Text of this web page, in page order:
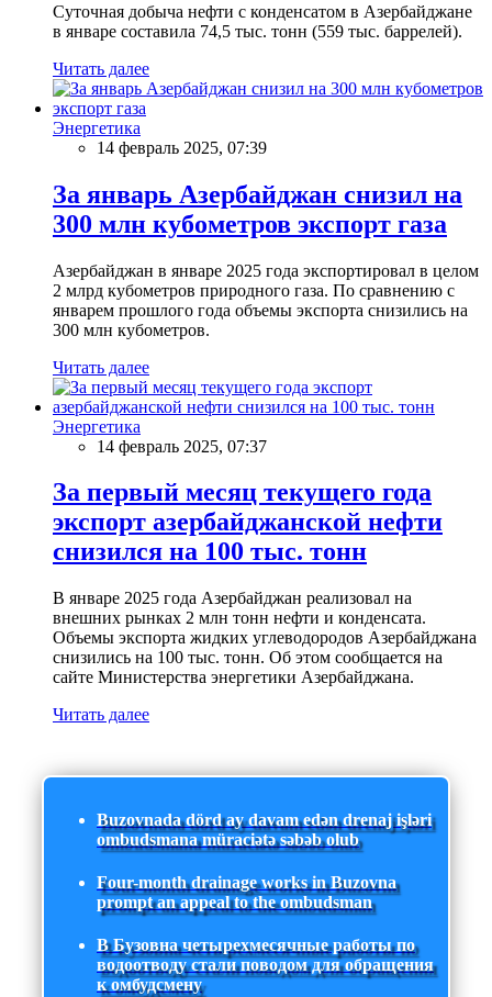
Суточная добыча нефти с конденсатом в Азербайджане
в январе составила 74,5 тыс. тонн (559 тыс. баррелей).
Читать далее
Энергетика
14 февраль 2025, 07:39
За январь Азербайджан снизил на
300 млн кубометров экспорт газа
Азербайджан в январе 2025 года экспортировал в целом
2 млрд кубометров природного газа. По сравнению с
январем прошлого года объемы экспорта снизились на
300 млн кубометров.
Читать далее
Энергетика
14 февраль 2025, 07:37
За первый месяц текущего года
экспорт азербайджанской нефти
снизился на 100 тыс. тонн
В январе 2025 года Азербайджан реализовал на
внешних рынках 2 млн тонн нефти и конденсата.
Объемы экспорта жидких углеводородов Азербайджана
снизились на 100 тыс. тонн. Об этом сообщается на
сайте Министерства энергетики Азербайджана.
Читать далее
Buzovnada dörd ay davam edən drenaj işləri
ombudsmana müraciətə səbəb olub
Four-month drainage works in Buzovna
prompt an appeal to the ombudsman
В Бузовна четырехмесячные работы по
водоотводу стали поводом для обращения
к омбудсмену